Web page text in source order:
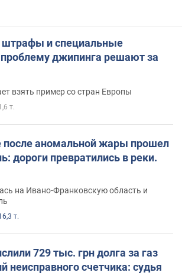
штрафы и специальные
джипинга решают за
взять пример со стран Европы
т.
после аномальной жары прошел
дороги превратились в реки.
на Ивано-Франковскую область и
т.
729 тыс. грн долга за газ
неисправного счетчика: судья